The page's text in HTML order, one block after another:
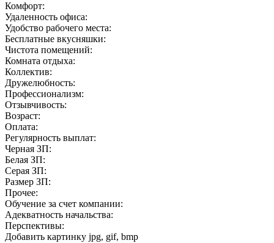
Комфорт:
Удаленность офиса:
Удобство рабочего места:
Бесплатные вкусняшки:
Чистота помещений:
Комната отдыха:
Коллектив:
Дружелюбность:
Профессионализм:
Отзывчивость:
Возраст:
Оплата:
Регулярность выплат:
Черная ЗП:
Белая ЗП:
Серая ЗП:
Размер ЗП:
Прочее:
Обучение за счет компании:
Адекватность начальства:
Перспективы:
Добавить картинку jpg, gif, bmp